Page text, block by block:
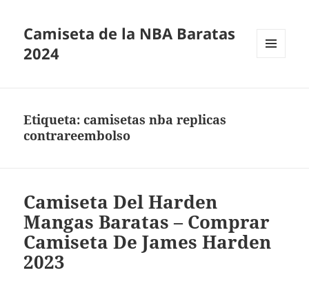
Camiseta de la NBA Baratas
2024
Etiqueta:camisetas nba replicas
contrareembolso
Camiseta Del Harden
Mangas Baratas – Comprar
Camiseta De James Harden
2023